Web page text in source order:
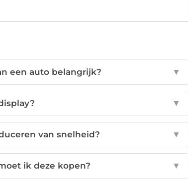
een auto belangrijk? ▼
▼
van snelheid? ▼
ik deze kopen? ▼